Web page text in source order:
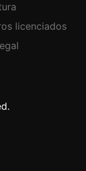
licenciados